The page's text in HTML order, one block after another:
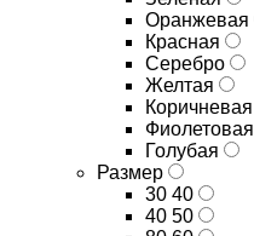
Оранжевая
Красная
Серебро
Желтая
Коричневая
Фиолетовая
Голубая
Размер
30 40
40 50